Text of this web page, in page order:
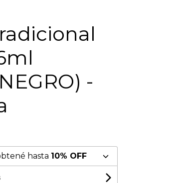
-
hasta 10% OFF